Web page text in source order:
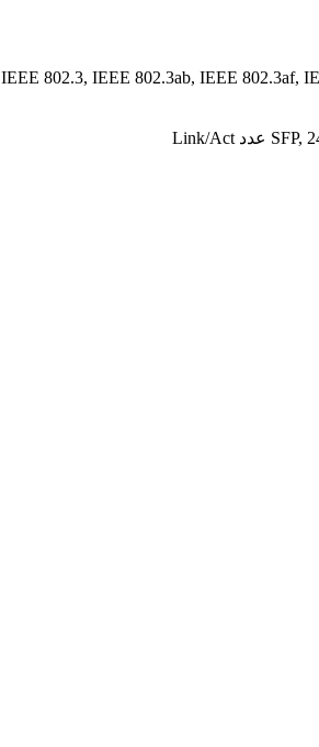
IEEE 802.3, IEEE 802.3ab, IEEE 802.3af,